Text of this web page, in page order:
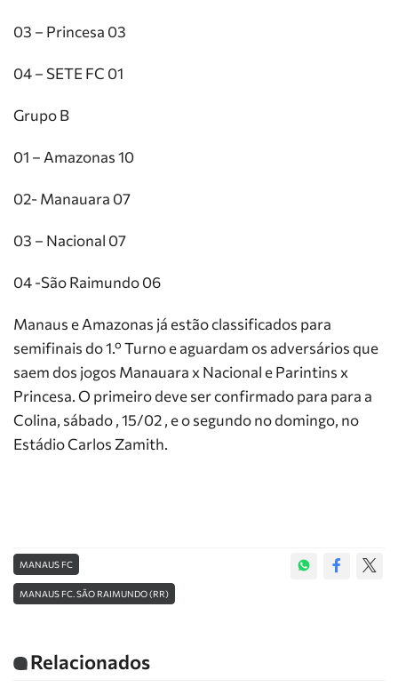
03 – Princesa 03
04 – SETE FC 01
Grupo B
01 – Amazonas 10
02- Manauara 07
03 – Nacional 07
04 -São Raimundo 06
Manaus e Amazonas já estão classificados para
semifinais do 1.º Turno e aguardam os adversários que
saem dos jogos Manauara x Nacional e Parintins x
Princesa. O primeiro deve ser confirmado para para a
Colina, sábado , 15/02 , e o segundo no domingo, no
Estádio Carlos Zamith.
MANAUS FC
MANAUS FC. SÃO RAIMUNDO (RR)
Relacionados